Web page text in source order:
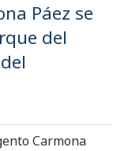
Páez se
del
Carmona